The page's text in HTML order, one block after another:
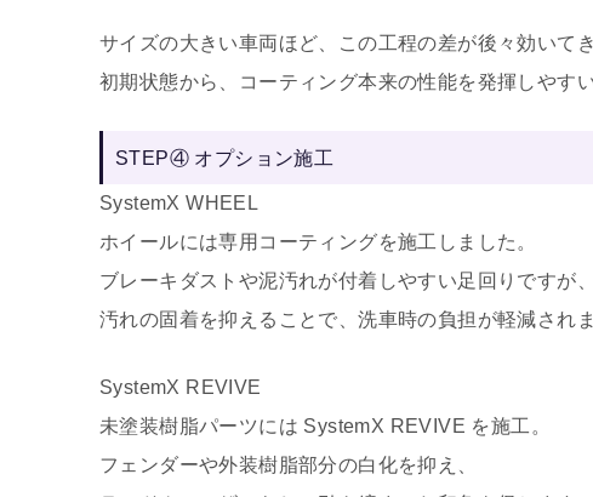
サイズの大きい車両ほど、この工程の差が後々効いて
初期状態から、コーティング本来の性能を発揮しやす
STEP④ オプション施工
SystemX WHEEL
ホイールには専用コーティングを施工しました。
ブレーキダストや泥汚れが付着しやすい足回りですが、
汚れの固着を抑えることで、洗車時の負担が軽減されま
SystemX REVIVE
未塗装樹脂パーツには SystemX REVIVE を施工。
フェンダーや外装樹脂部分の白化を抑え、